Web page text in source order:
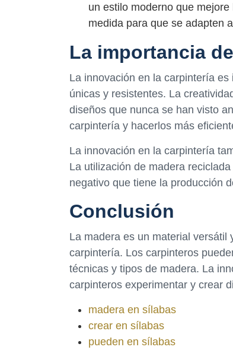
un estilo moderno que
medida para que se adapten
La importancia
La innovación en la carpintería
únicas y resistentes. La
diseños que nunca se han visto
carpintería y hacerlos más
La innovación en la carpintería
La utilización de madera
negativo que tiene la producción
Conclusión
La madera es un material
carpintería. Los carpinteros
técnicas y tipos de madera. La
carpinteros experimentar y crear
madera en sílabas
crear en sílabas
pueden en sílabas